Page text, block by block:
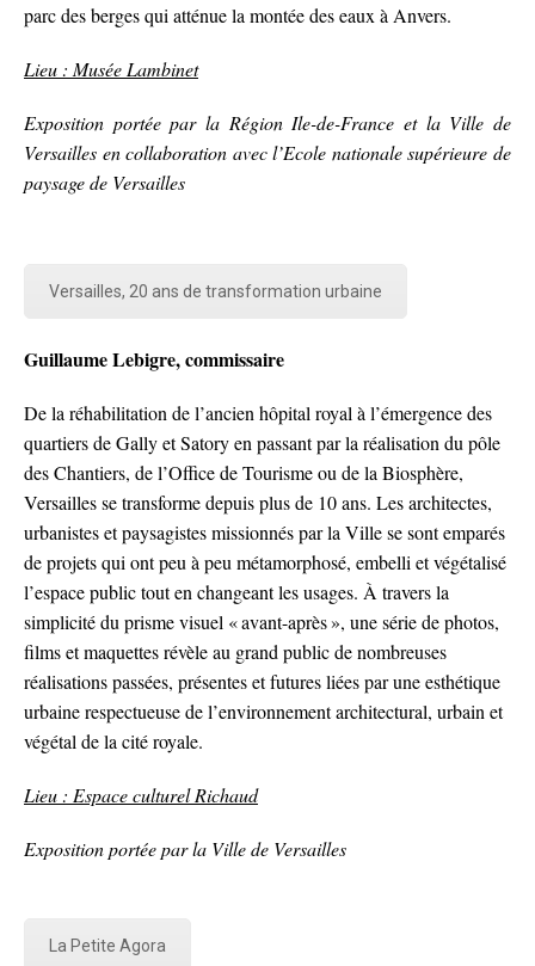
parc des berges qui atténue la montée des eaux à Anvers.
Lieu : Musée Lambinet
Exposition portée par la Région Ile-de-France et la Ville de
Versailles en collaboration avec l’Ecole nationale supérieure de
paysage de Versailles
Versailles, 20 ans de transformation urbaine
Guillaume Lebigre, commissaire
De la réhabilitation de l’ancien hôpital royal à l’émergence des
quartiers de Gally et Satory en passant par la réalisation du pôle
des Chantiers, de l’Office de Tourisme ou de la Biosphère,
Versailles se transforme depuis plus de 10 ans. Les architectes,
urbanistes et paysagistes missionnés par la Ville se sont emparés
de projets qui ont peu à peu métamorphosé, embelli et végétalisé
l’espace public tout en changeant les usages. À travers la
simplicité du prisme visuel « avant-après », une série de photos,
films et maquettes révèle au grand public de nombreuses
réalisations passées, présentes et futures liées par une esthétique
urbaine respectueuse de l’environnement architectural, urbain et
végétal de la cité royale.
Lieu : Espace culturel Richaud
Exposition portée par la Ville de Versailles
La Petite Agora